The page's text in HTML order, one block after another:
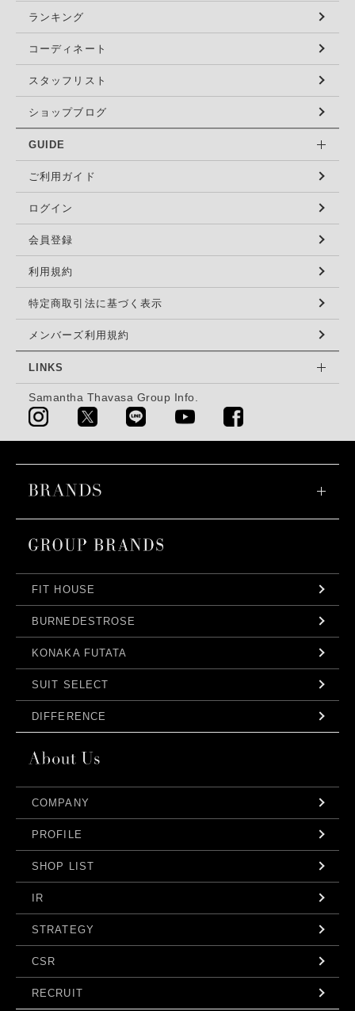
ランキング
コーディネート
スタッフリスト
ショップブログ
GUIDE
ご利用ガイド
ログイン
会員登録
利用規約
特定商取引法に基づく表示
メンバーズ利用規約
LINKS
Samantha Thavasa Group Info.
FIT HOUSE
BURNEDESTROSE
KONAKA FUTATA
SUIT SELECT
DIFFERENCE
COMPANY
PROFILE
SHOP LIST
IR
STRATEGY
CSR
RECRUIT